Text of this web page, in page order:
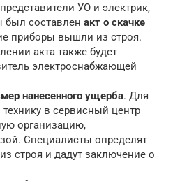
УО и электрик,
был составлен акт о скачке
приборы вышли из строя.
акта также будет
электроснабжающей
нанесенного ущерба. Для
в сервисный центр
организацию,
Специалисты определят
строя и дадут заключение о